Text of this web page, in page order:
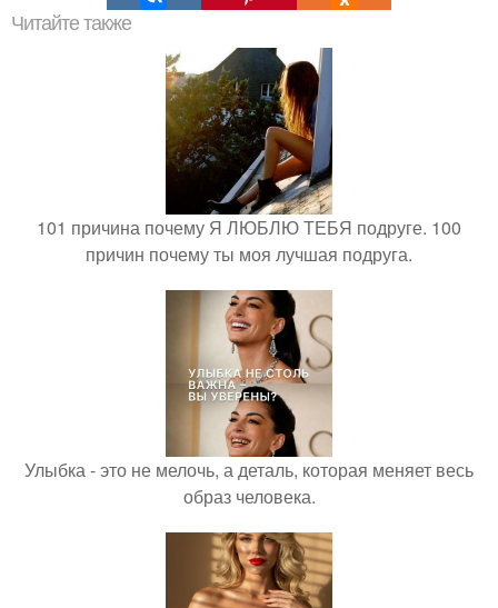
Читайте также
101 причина почему Я ЛЮБЛЮ ТЕБЯ подруге. 100
причин почему ты моя лучшая подруга.
Улыбка - это не мелочь, а деталь, которая меняет весь
образ человека.